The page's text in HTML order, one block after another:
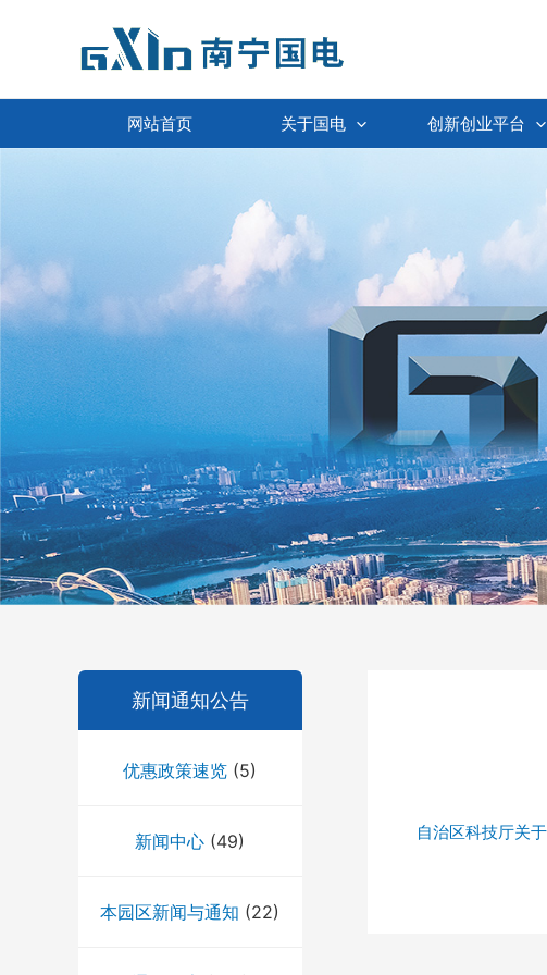
容
网站首页 关于国电 创新创业平台
新闻通知公告
优惠政策速览 (5)
新闻中心 (49)
本园区新闻与通知 (22)
自治区科技厅关